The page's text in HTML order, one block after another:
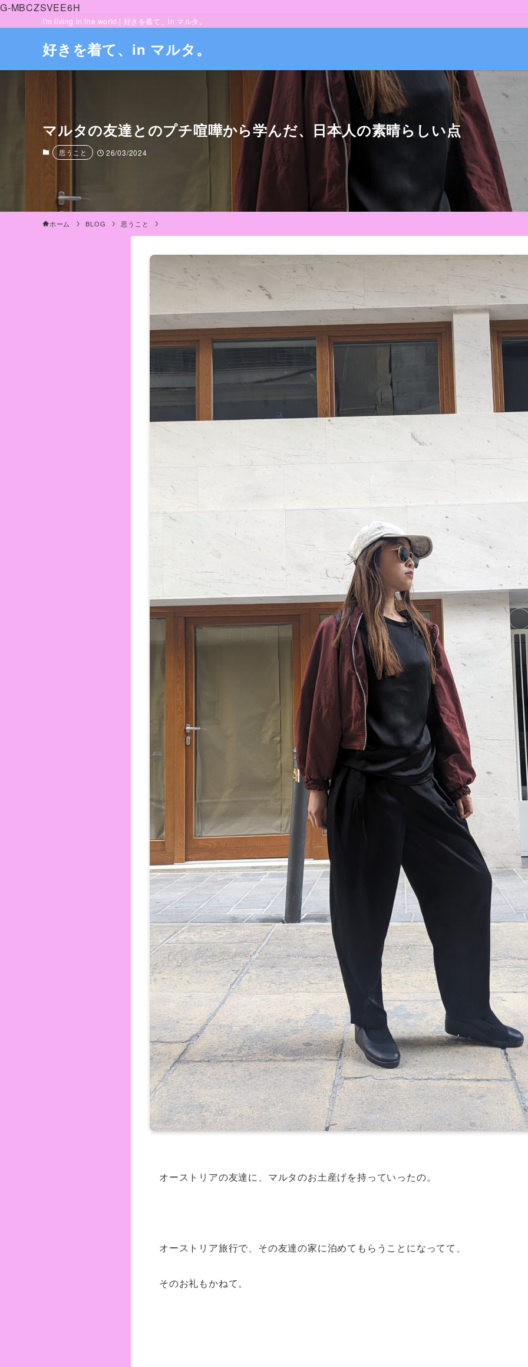
G-MBCZSVEE6H
I'm living in the world | 好きを着て、in マルタ。
好きを着て、in マルタ。
マルタの友達とのプチ喧嘩から学んだ、日本人の素晴らしい点
思うこと 26/03/2024
ホーム BLOG 思うこと
オーストリアの友達に、マルタのお土産げを持っていったの。
オーストリア旅行で、その友達の家に泊めてもらうことになってて、
そのお礼もかねて。